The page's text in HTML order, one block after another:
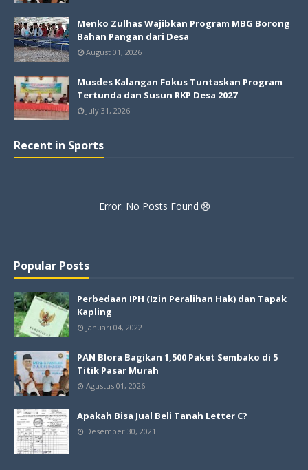
Menko Zulhas Wajibkan Program MBG Borong
Bahan Pangan dari Desa
August 01, 2026
Musdes Kalangan Fokus Tuntaskan Program
Tertunda dan Susun RKP Desa 2027
July 31, 2026
Recent in Sports
Error: No Posts Found
Popular Posts
Perbedaan IPH (Izin Peralihan Hak) dan Tapak
Kapling
Januari 04, 2022
PAN Blora Bagikan 1,500 Paket Sembako di 5
Titik Pasar Murah
Agustus 01, 2026
Apakah Bisa Jual Beli Tanah Letter C?
Desember 30, 2021